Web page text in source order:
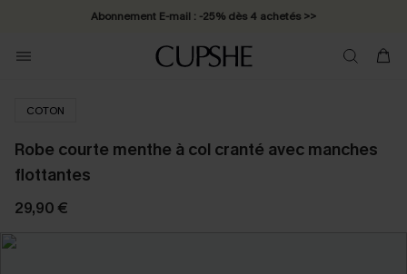
Abonnement E-mail : -25% dès 4 achetés >>
COTON
Robe courte menthe à col cranté avec manches
flottantes
29,90 €